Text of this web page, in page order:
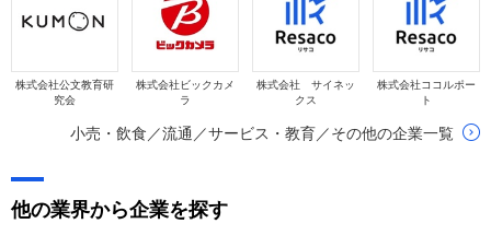
株式会社公文教育研
究会
株式会社ビックカメ
ラ
株式会社 サイネッ
クス
株式会社ココルポー
ト
小売・飲食／流通／サービス・教育／その他の企業一覧
他の業界から企業を探す